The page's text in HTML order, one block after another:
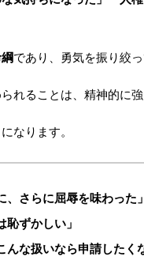
であり、勇気を振り絞
れることは、精神的に強
なります。
、さらに屈辱を味わった」
恥ずかしい」
んな扱いなら申請したく